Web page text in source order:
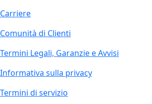
Carriere
Comunità di Clienti
Termini Legali, Garanzie e Avvisi
Informativa sulla privacy
Termini di servizio